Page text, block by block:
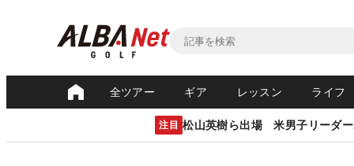
全ツアー ギア レッスン ライフ
注目 松山英樹ら出場 米男子リーダ